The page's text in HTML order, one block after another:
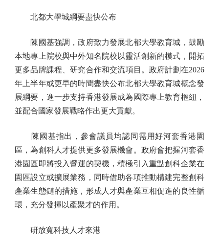
北都大學城綱要盡快公布
陳國基強調，政府致力發展北都大學教育城，鼓勵
本地專上院校與中外知名院校以靈活創新的模式，開拓
更多品牌課程、研究合作和交流項目。政府計劃在2026
年上半年或更早的時間盡快公布北都大學教育城概念發
展綱要，進一步支持香港發展成為國際專上教育樞紐，
並配合國家發展戰略作出更大貢獻。
陳國基指出，參會議員均認同需用好河套香港園
區，為創科人才提供更多發展機會。政府會把握河套香
港園區即將投入營運的契機，積極引入重點創科企業在
園區設立或擴展業務，同時借助各項推動構建完整創科
產業生態鏈的措施，形成人才與產業互相促進的良性循
環，充分發揮以產聚才的作用。
研放寬科技人才來港